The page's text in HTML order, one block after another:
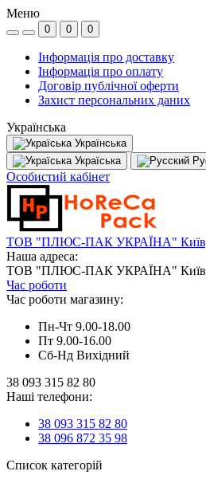
Меню
0 0 0
Інформація про доставку
Інформація про оплату
Договір публічної оферти
Захист персональних даних
Українська
Українська
Україська
Особистий кабінет
ТОВ "ПЛЮС-ПАК УКРАЇНА" Київ,
Наша адреса:
ТОВ "ПЛЮС-ПАК УКРАЇНА" Київ,
Час роботи
Час роботи магазину:
Пн-Чт 9.00-18.00
Пт 9.00-16.00
Сб-Нд Вихідний
38 093 315 82 80
Наші телефони:
38 093 315 82 80
38 096 872 35 98
Список категорій